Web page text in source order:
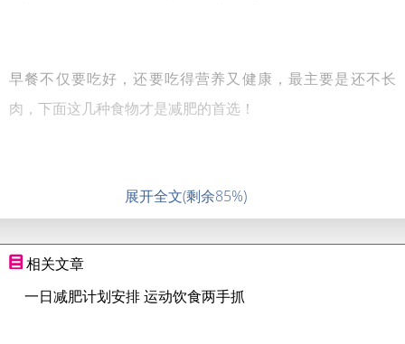
早餐不仅要吃好，还要吃得营养又健康，最主要是还不长
肉，下面这几种食物才是减肥的首选！
展开全文(剩余85%)
相关文章
一日减肥计划安排 运动饮食两手抓